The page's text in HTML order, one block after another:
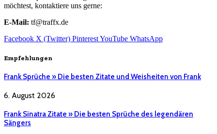
möchtest, kontaktiere uns gerne:
E-Mail: tf@traffx.de
Facebook X (Twitter) PinterestYouTube WhatsApp
Empfehlungen
Frank Sprüche » Die besten Zitate und Weisheiten von Frank
6. August 2026
Frank Sinatra Zitate » Die besten Sprüche des legendären
Sängers